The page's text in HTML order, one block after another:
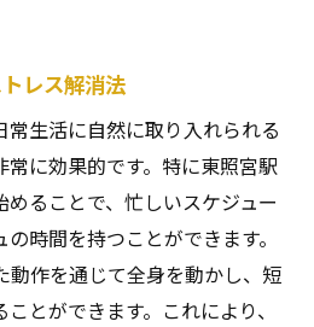
レス解消法
生活に自然に取り入れられる
に効果的です。特に東照宮駅
ることで、忙しいスケジュー
時間を持つことができます。
動作を通じて全身を動かし、短
とができます。これにより、